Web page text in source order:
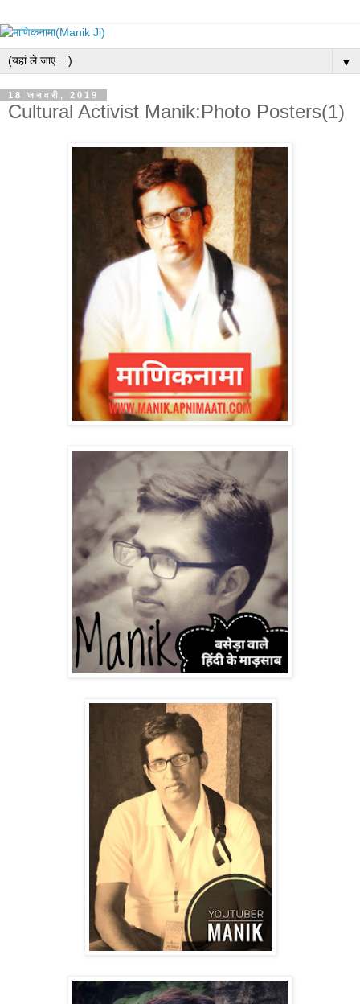
▼
18 जनवरी, 2019
Cultural Activist Manik:Photo Posters(1)